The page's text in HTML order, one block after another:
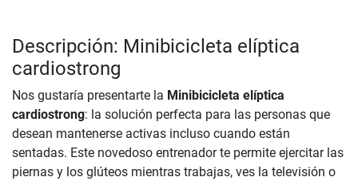
Descripción: Minibicicleta elíptica
cardiostrong
Nos gustaría presentarte la Minibicicleta elíptica
cardiostrong: la solución perfecta para las personas que
desean mantenerse activas incluso cuando están
sentadas. Este novedoso entrenador te permite ejercitar las
piernas y los glúteos mientras trabajas, ves la televisión o